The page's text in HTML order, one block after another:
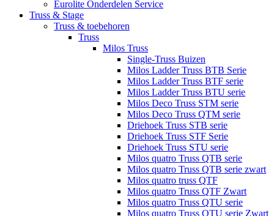
Eurolite Onderdelen Service
Truss & Stage
Truss & toebehoren
Truss
Milos Truss
Single-Truss Buizen
Milos Ladder Truss BTB Serie
Milos Ladder Truss BTF serie
Milos Ladder Truss BTU serie
Milos Deco Truss STM serie
Milos Deco Truss QTM serie
Driehoek Truss STB serie
Driehoek Truss STF Serie
Driehoek Truss STU serie
Milos quatro Truss QTB serie
Milos quatro Truss QTB serie zwart
Milos quatro truss QTF
Milos quatro Truss QTF Zwart
Milos quatro Truss QTU serie
Milos quatro Truss QTU serie Zwart